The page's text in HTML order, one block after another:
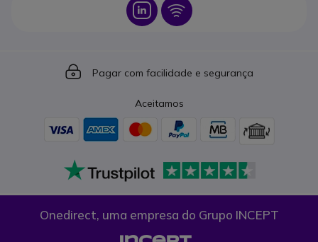
Icon Icon
Icon
Pagar com facilidade e segurança
Aceitamos
Onedirect, uma empresa do Grupo INCEPT